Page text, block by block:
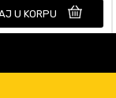
U KORPU